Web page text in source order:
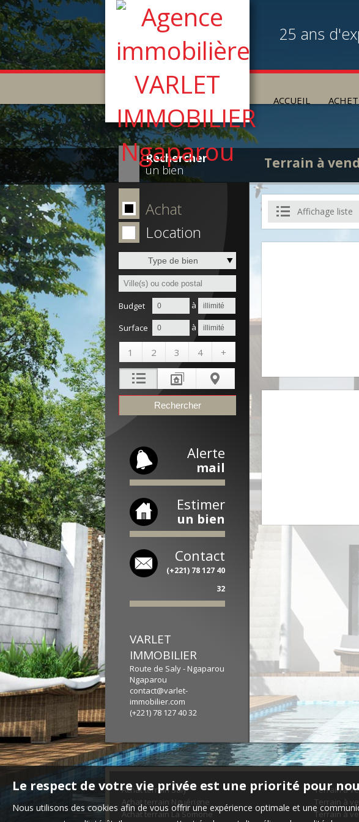
ACCUEIL
25 ans
Rechercher
un bien
Terrain à
Achat
Location
Type de bien
Budget à
Surface à
1 2 3 4 +
Alerte
mail
Estimer
un bien
Contact
(+221) 78 127 40
32
VARLET
IMMOBILIER
Route de Saly - Ngaparou
Ngaparou
contact@varlet-
immobilier.com
(+221) 78 127 40 32
Affichage liste
Achat terrain Saly
Achat terrain Nguérigne
Achat terrain La Somone
Terrain à
Terrain à
Terrain à
Le respect de votre vie privée est une priorité pour
Nous utilisons des cookies afin de vous offrir une expérience optimale et une